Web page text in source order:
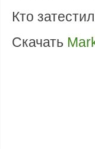
Кто
Скачать